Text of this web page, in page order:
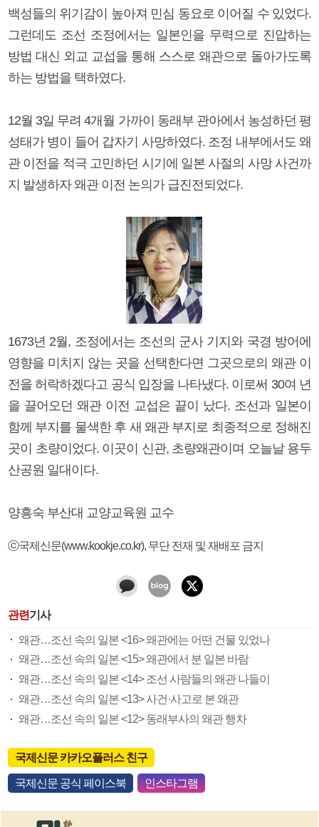
백성들의 위기감이 높아져 민심 동요로 이어질 수 있었다.
그런데도 조선 조정에서는 일본인을 무력으로 진압하는
방법 대신 외교 교섭을 통해 스스로 왜관으로 돌아가도록
하는 방법을 택하였다.
12월 3일 무려 4개월 가까이 동래부 관아에서 농성하던 평
성태가 병이 들어 갑자기 사망하였다. 조정 내부에서도 왜
관 이전을 적극 고민하던 시기에 일본 사절의 사망 사건까
지 발생하자 왜관 이전 논의가 급진전되었다.
1673년 2월, 조정에서는 조선의 군사 기지와 국경 방어에
영향을 미치지 않는 곳을 선택한다면 그곳으로의 왜관 이
전을 허락하겠다고 공식 입장을 나타냈다. 이로써 30여 년
을 끌어오던 왜관 이전 교섭은 끝이 났다. 조선과 일본이
함께 부지를 물색한 후 새 왜관 부지로 최종적으로 정해진
곳이 초량이었다. 이곳이 신관, 초량왜관이며 오늘날 용두
산공원 일대이다.
양흥숙 부산대 교양교육원 교수
ⓒ국제신문(www.kookje.co.kr), 무단 전재 및 재배포 금지
관련기사
왜관…조선 속의 일본 <16> 왜관에는 어떤 건물 있었나
왜관…조선 속의 일본 <15> 왜관에서 분 일본 바람
왜관…조선 속의 일본 <14> 조선 사람들의 왜관 나들이
왜관…조선 속의 일본 <13> 사건·사고로 본 왜관
왜관…조선 속의 일본 <12> 동래부사의 왜관 행차
국제신문 카카오플러스 친구
국제신문 공식 페이스북 인스타그램